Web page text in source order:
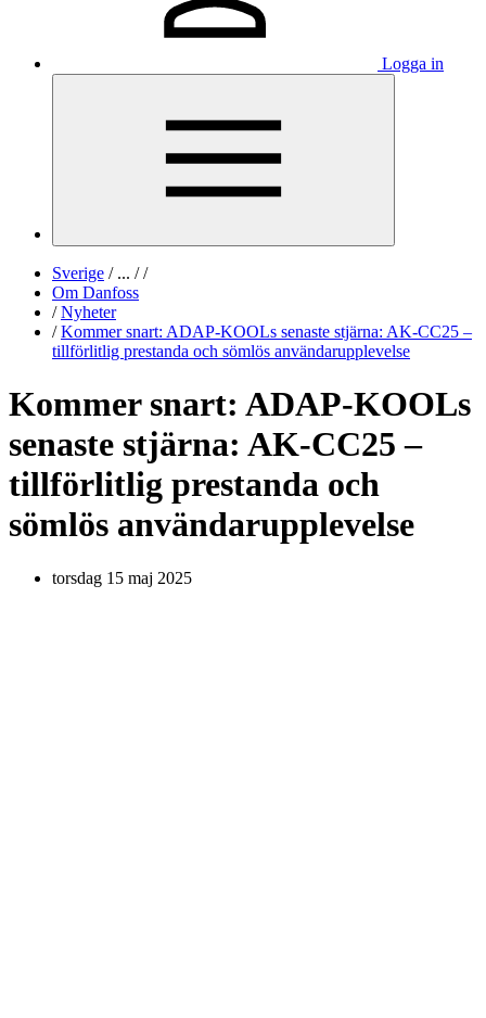
Logga in
Sverige /... / /
Om Danfoss
/ Nyheter
/ Kommer snart: ADAP-KOOLs senaste stjärna: AK-CC25 –
tillförlitlig prestanda och sömlös användarupplevelse
Kommer snart: ADAP-KOOLs
senaste stjärna: AK-CC25 –
tillförlitlig prestanda och
sömlös användarupplevelse
torsdag 15 maj 2025